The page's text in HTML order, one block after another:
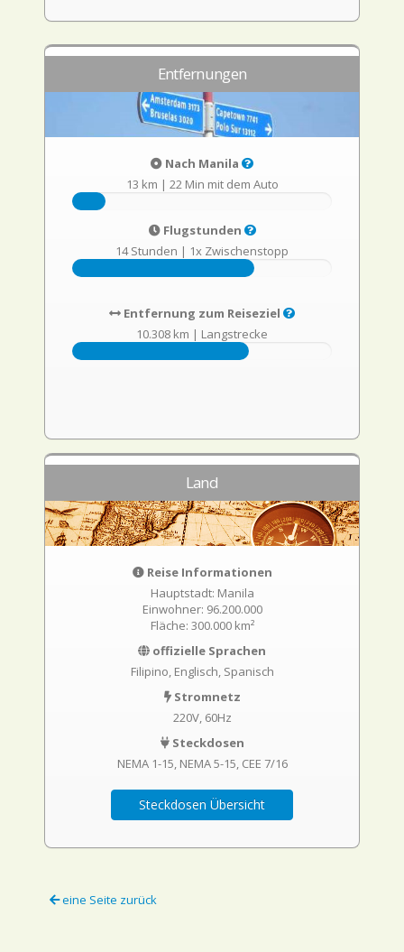
Entfernungen
Nach Manila
13 km | 22 Min mit dem Auto
Flugstunden
14 Stunden | 1x Zwischenstopp
Entfernung zum Reiseziel
10.308 km | Langstrecke
Land
Reise Informationen
Hauptstadt: Manila
Einwohner: 96.200.000
Fläche: 300.000 km²
offizielle Sprachen
Filipino, Englisch, Spanisch
Stromnetz
220V, 60Hz
Steckdosen
NEMA 1-15 NEMA 5-15 CEE 7/16
Steckdosen Übersicht
eine Seite zurück